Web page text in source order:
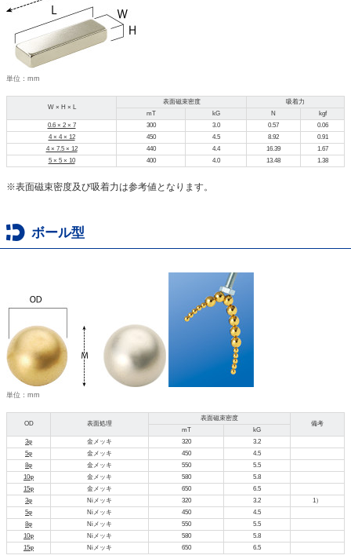
単位：mm
W × H × L
表面磁束密度
吸着力
mT
kG N
kgf
0.6 × 2 × 7
300 3.0 0.57
0.06
4 × 4 × 12
450 4.5 8.92
0.91
4 × 7.5 × 12
440 4.4 16.39
1.67
5 × 5 × 10
400 4.0 13.48 1.38
※表面磁束密度及び吸着力は参考値となります。
ボール型
単位：mm
OD 表面処理
表面磁束密度
備考
mT
kG
3φ
金メッキ 320
3.2
5φ
金メッキ 450
4.5
8φ
金メッキ 550
5.5
10φ
金メッキ 580
5.8
15φ
金メッキ 650
6.5
3φ
Niメッキ 320 3.2
1）
5φ
Niメッキ 450
4.5
8φ
Niメッキ 550
5.5
10φ
Niメッキ 580
5.8
15φ
Niメッキ 650 6.5